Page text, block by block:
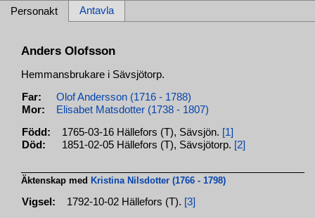
Personakt Antavla
Anders Olofsson
Hemmansbrukare i Sävsjötorp.
Far:
Olof Andersson (1716 - 1788)
Mor:
Elisabet Matsdotter (1738 - 1807)
Född: 1765-03-16 Hällefors (T), Sävsjön. [1]
Död:
1851-02-05 Hällefors (T), Sävsjötorp. [2]
Äktenskap medKristina Nilsdotter (1766 - 1798)
Vigsel: 1792-10-02 Hällefors (T). [3]